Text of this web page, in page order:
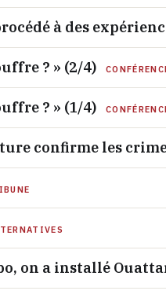
à des
? » (2/4)
? » (1/4)
confirme les
on a installé